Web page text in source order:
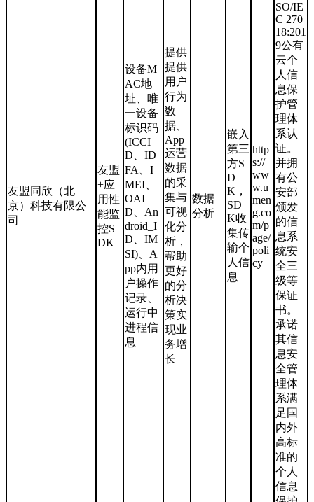
友盟同欣（北
京）科技有限公
司
友盟
+应
用性
能监
控S
DK
设备M
AC地
址、唯
一设备
标识码
(ICCI
D、ID
FA、I
MEI、
OAI
D、An
droid_I
D、IM
SI)、A
pp内用
户操作
记录、
运行中
进程信
息
提供
提供
用户
行为
数
据、
App
运营
数据
的采
集与
可视
化分
析，
帮助
更好
的分
析决
策实
现业
务增
长
数据
分析
嵌入
第三
方S
D
K，
SD
K收
集传
输个
人信
息
http
s://
ww
w.u
men
g.co
m/p
age/
poli
cy
SO/IE
C 270
18:201
9公有
云个
人信
息保
护管
理体
系认
证。
并拥
有公
安部
颁发
的信
息系
统安
全三
级等
保证
书。
承诺
其信
息安
全管
理体
系满
足国
内外
高标
准的
个人
信息